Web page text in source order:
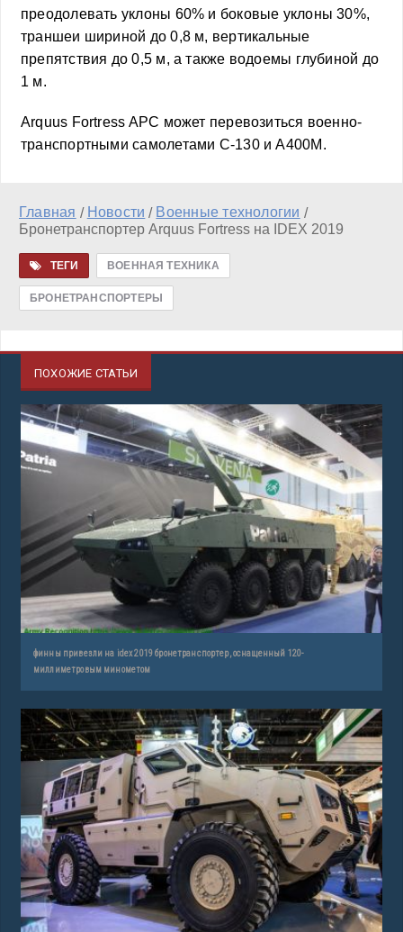
преодолевать уклоны 60% и боковые уклоны 30%,
траншеи шириной до 0,8 м, вертикальные
препятствия до 0,5 м, а также водоемы глубиной до
1 м.
Arquus Fortress APC может перевозиться военно-
транспортными самолетами C-130 и A400M.
Главная / Новости / Военные технологии /
Бронетранспортер Arquus Fortress на IDEX 2019
ТЕГИ ВОЕННАЯ ТЕХНИКА
БРОНЕТРАНСПОРТЕРЫ
ПОХОЖИЕ СТАТЬИ
финны привезли на idex 2019 бронетранспортер, оснащенный 120-
миллиметровым минометом